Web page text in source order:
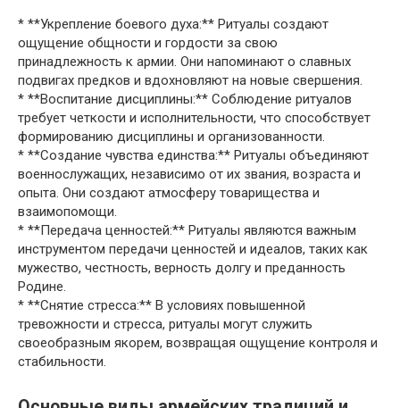
* **Укрепление боевого духа:** Ритуалы создают
ощущение общности и гордости за свою
принадлежность к армии. Они напоминают о славных
подвигах предков и вдохновляют на новые свершения.
* **Воспитание дисциплины:** Соблюдение ритуалов
требует четкости и исполнительности, что способствует
формированию дисциплины и организованности.
* **Создание чувства единства:** Ритуалы объединяют
военнослужащих, независимо от их звания, возраста и
опыта. Они создают атмосферу товарищества и
взаимопомощи.
* **Передача ценностей:** Ритуалы являются важным
инструментом передачи ценностей и идеалов, таких как
мужество, честность, верность долгу и преданность
Родине.
* **Снятие стресса:** В условиях повышенной
тревожности и стресса, ритуалы могут служить
своеобразным якорем, возвращая ощущение контроля и
стабильности.